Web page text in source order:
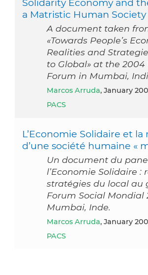
Solidarity Economy and
a Matristic Human Society
A document taken
«Towards People’s
Realities and
to Global» at the 2004
Forum in Mumbai,
Marcos Arruda, January
PACS
L’Economie Solidaire et la
d’une société humaine «
Un document du
l’Economie Solidaire :
stratégies du local au
Forum Social Mondial
Mumbai, Inde.
Marcos Arruda, January
PACS